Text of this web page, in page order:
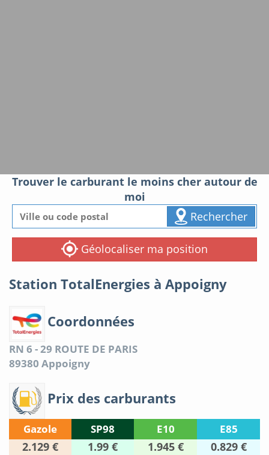
Trouver le carburant le moins cher autour de
moi
Rechercher
Géolocaliser ma position
Station TotalEnergies à Appoigny
Coordonnées
RN 6 - 29 ROUTE DE PARIS
89380 Appoigny
Prix des carburants
Gazole SP98 E10 E85
2.129 € 1.99 € 1.945 € 0.829 €